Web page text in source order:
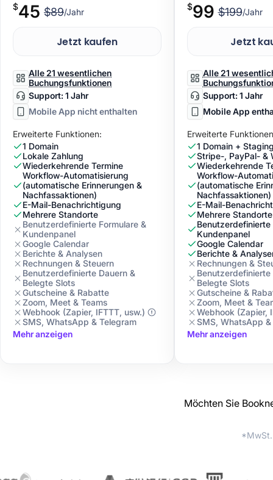
$45 $89/Jahr
Jetzt kaufen
Alle 21 wesentlichen
Buchungsfunktionen
Support: 1 Jahr
Mobile App nicht enthalten
Erweiterte Funktionen:
1 Domain
Lokale Zahlung
Wiederkehrende Termine
Workflow-Automatisierung
(automatische Erinnerungen &
Nachfassaktionen)
E-Mail-Benachrichtigung
Mehrere Standorte
Benutzerdefinierte Formulare &
Kundenpanel
Google Calendar
Berichte & Analysen
Rechnungen & Steuern
Benutzerdefinierte Dauern &
Belegte Slots
Gutscheine & Rabatte
Zoom, Meet & Teams
Webhook (Zapier, IFTTT, usw.)
SMS, WhatsApp & Telegram
Mehr anzeigen
$99 $199/Jahr
Jetzt
Alle 21
Support: 1 Jahr
Mobile App
Erweiterte
1 Domain +
Stripe-, PayPal- &
Wiederkehrende
Workflow-
(automatische
Nachfassaktionen)
E-Mail-
Mehrere Standorte
Benutzerdefinierte
Kundenpanel
Google Calendar
Berichte &
Rechnungen &
Benutzerdefinierte
Belegte Slots
Gutscheine &
Zoom, Meet &
Webhook (Zapier,
SMS, WhatsApp &
Mehr anzeigen
Möchten Sie
*MwSt.